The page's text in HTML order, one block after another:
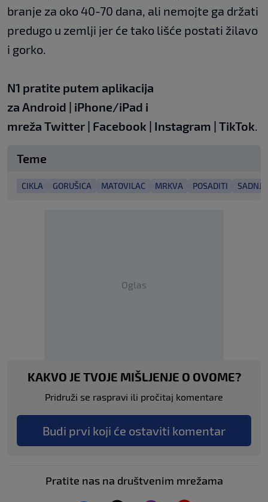
branje za oko 40-70 dana, ali nemojte ga držati
predugo u zemlji jer će tako lišće postati žilavo
i gorko.
N1 pratite putem aplikacija
za Android | iPhone/iPad i
mreža Twitter | Facebook | Instagram | TikTok.
Teme
CIKLA GORUŠICA MATOVILAC MRKVA POSADITI SADNJA
Oglas
KAKVO JE TVOJE MIŠLJENJE O OVOME?
Pridruži se raspravi ili pročitaj komentare
Budi prvi koji će ostaviti komentar
Pratite nas na društvenim mrežama